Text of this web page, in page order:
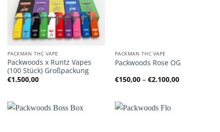
PACKMAN THC VAPE
Packwoods x Runtz Vapes
(100 Stück) Großpackung
€1.500,00
PACKMAN THC VAPE
Packwoods Rose OG
€150,00 – €2.100,00